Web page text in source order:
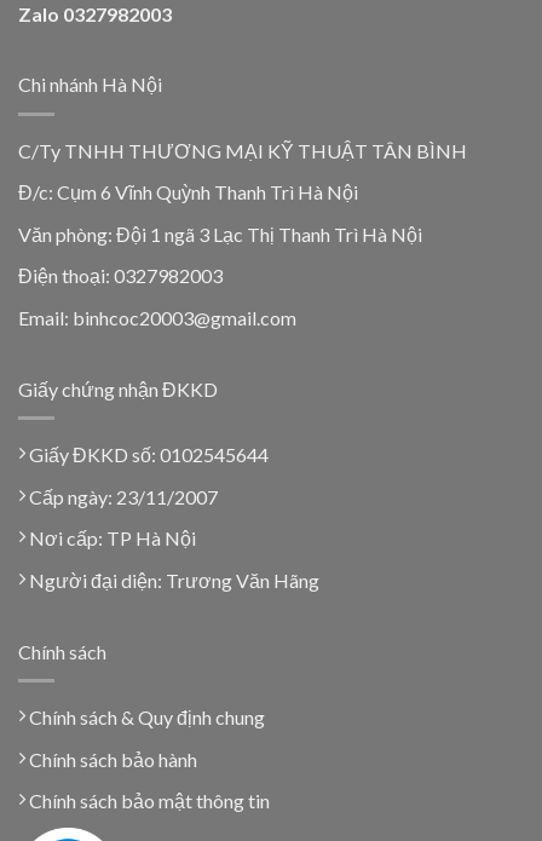
Zalo 0327982003
Chi nhánh Hà Nội
C/Ty TNHH THƯƠNG MẠI KỸ THUẬT TÂN BÌNH
Đ/c: Cụm 6 Vĩnh Quỳnh Thanh Trì Hà Nội
Văn phòng: Đội 1 ngã 3 Lạc Thị Thanh Trì Hà Nội
Điện thoại: 0327982003
Email: binhcoc20003@gmail.com
Giấy chứng nhận ĐKKD
Giấy ĐKKD số: 0102545644
Cấp ngày: 23/11/2007
Nơi cấp: TP Hà Nội
Người đại diện: Trương Văn Hãng
Chính sách
Chính sách & Quy định chung
Chính sách bảo hành
Chính sách bảo mật thông tin